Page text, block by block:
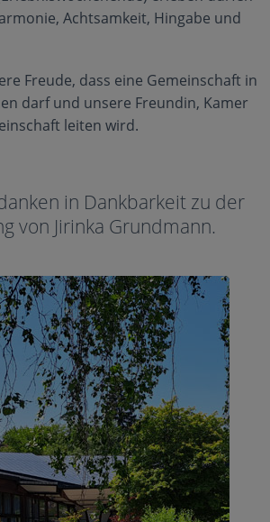
Achtsamkeit, Hingabe und
Freude, dass eine Gemeinschaft in
darf und unsere Freundin, Kamer
leiten wird.
in Dankbarkeit zu der
von Jirinka Grundmann.